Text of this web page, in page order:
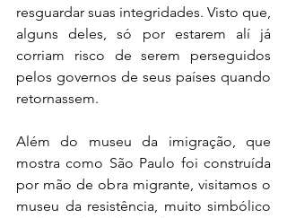
resguardar suas integridades. Visto que,
alguns deles, só por estarem alí já
corriam risco de serem perseguidos
pelos governos de seus países quando
retornassem.
Além do museu da imigração, que
mostra como São Paulo foi construída
por mão de obra migrante, visitamos o
museu da resistência, muito simbólico